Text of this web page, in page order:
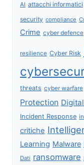
AI attacchi informatici
security compliance
Crime cyber defence
resilience Cyber Risk
threats cyber warfare
Protection
Incident Response
critiche
Learning Malware
Dati ransomware